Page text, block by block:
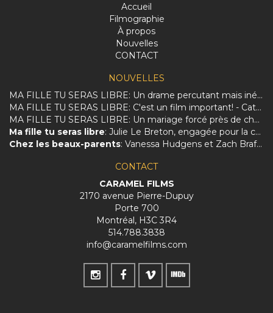
Accueil
Filmographie
À propos
Nouvelles
CONTACT
NOUVELLES
MA FILLE TU SERAS LIBRE: Un drame percutant mais inégal sur la dure réalité des femmes afghanes.
MA FILLE TU SERAS LIBRE: C'est un film important! - Catherine Perrin
MA FILLE TU SERAS LIBRE: Un mariage forcé près de chez vous
Ma fille tu seras libre: Julie Le Breton, engagée pour la culture et les femmes
Chez les beaux-parents: Vanessa Hudgens et Zach Braff charmés par le Québec et Évelyne Brochu
CONTACT
CARAMEL FILMS
2170 avenue Pierre-Dupuy
Porte 700
Montréal, H3C 3R4
514.788.3838
info@caramelfilms.com